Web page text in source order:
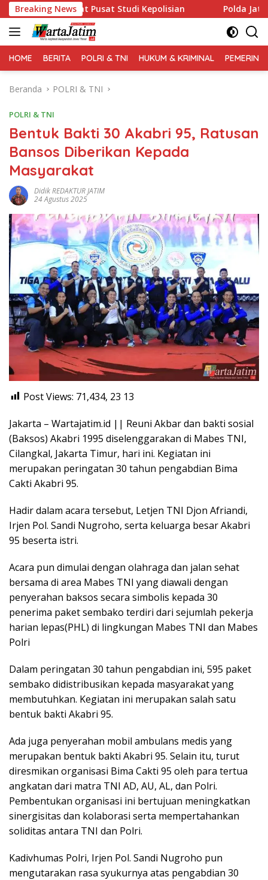
Langsung
ke
konten
Breaking News
Pusat Studi Kepolisian Polda Jatim Gelar Nobar
HOME BERITA POLRI & TNI HUKUM & KRIMINAL
Beranda POLRI & TNI
POLRI & TNI
Bentuk Bakti 30 Akabri 95, Ratusan
Bansos Diberikan Kepada
Masyarakat
Didik REDAKTUR JATIM
24 Agustus 2025
Post Views: 71,434, 23 13
Jakarta – Wartajatim.id || Reuni Akbar dan bakti sosial
(Baksos) Akabri 1995 diselenggarakan di Mabes TNI,
Cilangkal, Jakarta Timur, hari ini. Kegiatan ini
merupakan peringatan 30 tahun pengabdian Bima
Cakti Akabri 95.
Hadir dalam acara tersebut, Letjen TNI Djon Afriandi,
Irjen Pol. Sandi Nugroho, serta keluarga besar Akabri
95 beserta istri.
Acara pun dimulai dengan olahraga dan jalan sehat
bersama di area Mabes TNI yang diawali dengan
penyerahan baksos secara simbolis kepada 30
penerima paket sembako terdiri dari sejumlah pekerja
harian lepas(PHL) di lingkungan Mabes TNI dan Mabes
Polri
Dalam peringatan 30 tahun pengabdian ini, 595 paket
sembako didistribusikan kepada masyarakat yang
membutuhkan. Kegiatan ini merupakan salah satu
bentuk bakti Akabri 95.
Ada juga penyerahan mobil ambulans medis yang
merupakan bentuk bakti Akabri 95. Selain itu, turut
diresmikan organisasi Bima Cakti 95 oleh para tertua
angkatan dari matra TNI AD, AU, AL, dan Polri.
Pembentukan organisasi ini bertujuan meningkatkan
sinergisitas dan kolaborasi serta mempertahankan
soliditas antara TNI dan Polri.
Kadivhumas Polri, Irjen Pol. Sandi Nugroho pun
mengutarakan rasa syukurnya atas pengabdian 30